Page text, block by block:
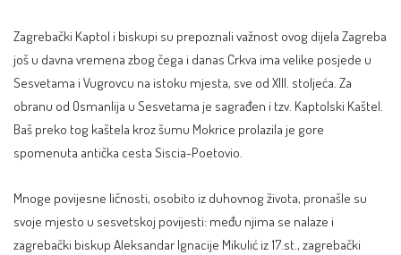
Zagrebački Kaptol i biskupi su prepoznali važnost ovog dijela Zagreba
još u davna vremena zbog čega i danas Crkva ima velike posjede u
Sesvetama i Vugrovcu na istoku mjesta, sve od XIII. stoljeća. Za
obranu od Osmanlija u Sesvetama je sagrađen i tzv. Kaptolski Kaštel.
Baš preko tog kaštela kroz šumu Mokrice prolazila je gore
spomenuta antička cesta Siscia-Poetovio.
Mnoge povijesne ličnosti, osobito iz duhovnog života, pronašle su
svoje mjesto u sesvetskoj povijesti: među njima se nalaze i
zagrebački biskup Aleksandar Ignacije Mikulić iz 17.st., zagrebački